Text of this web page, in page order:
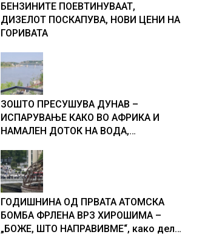
БЕНЗИНИТЕ ПОЕВТИНУВААТ,
ДИЗЕЛОТ ПОСКАПУВА, НОВИ ЦЕНИ НА
ГОРИВАТА
ЗОШТО ПРЕСУШУВА ДУНАВ –
ИСПАРУВАЊЕ КАКО ВО АФРИКА И
НАМАЛЕН ДОТОК НА ВОДА,
Србија
ГОДИШНИНА ОД ПРВАТА АТОМСКА
БОМБА ФРЛЕНА ВРЗ ХИРОШИМА –
„БОЖЕ, ШТО НАПРАВИВМЕ“, како дел